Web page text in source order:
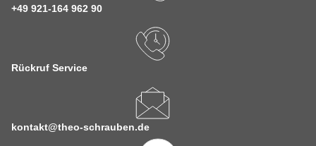
+49 921-164 962 90
Rückruf Service
kontakt@theo-schrauben.de